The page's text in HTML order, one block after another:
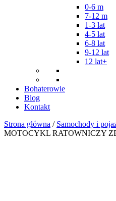
0-6 m
7-12 m
1-3 lat
4-5 lat
6-8 lat
9-12 lat
12 lat+
Bohaterowie
Blog
Kontakt
Strona główna / Samochody i
MOTOCYKL RATOWNICZY